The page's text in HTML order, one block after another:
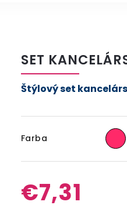
SET
Farba
€7,31
Štýlový set